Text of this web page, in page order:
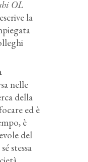
OL
la
nelle
della
ed è
è
del
stessa